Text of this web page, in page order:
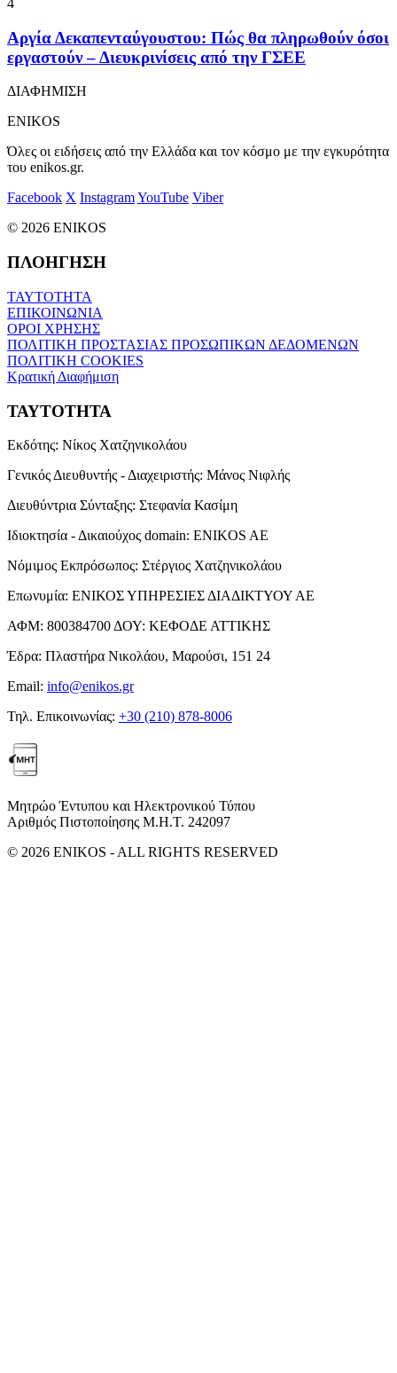
4
Αργία Δεκαπενταύγουστου: Πώς θα πληρωθούν όσοι
εργαστούν – Διευκρινίσεις από την ΓΣΕΕ
ΔΙΑΦΗΜΙΣΗ
ENIKOS
Όλες οι ειδήσεις από την Ελλάδα και τον κόσμο με την εγκυρότητα
του enikos.gr.
Facebook X InstagramYouTube Viber
© 2026 ENIKOS
ΠΛΟΗΓΗΣΗ
ΤΑΥΤΟΤΗΤΑ
ΕΠΙΚΟΙΝΩΝΙΑ
ΟΡΟΙ ΧΡΗΣΗΣ
ΠΟΛΙΤΙΚΗ ΠΡΟΣΤΑΣΙΑΣ ΠΡΟΣΩΠΙΚΩΝ ΔΕΔΟΜΕΝΩΝ
ΠΟΛΙΤΙΚΗ COOKIES
Κρατική Διαφήμιση
ΤΑΥΤΟΤΗΤΑ
Εκδότης: Νίκος Χατζηνικολάου
Γενικός Διευθυντής - Διαχειριστής: Μάνος Νιφλής
Διευθύντρια Σύνταξης: Στεφανία Κασίμη
Ιδιοκτησία - Δικαιούχος domain: ENIKOS AE
Νόμιμος Εκπρόσωπος: Στέργιος Χατζηνικολάου
Επωνυμία: ΕΝΙΚΟΣ ΥΠΗΡΕΣΙΕΣ ΔΙΑΔΙΚΤΥΟΥ ΑΕ
ΑΦΜ: 800384700 ΔΟΥ: ΚΕΦΟΔΕ ΑΤΤΙΚΗΣ
Έδρα: Πλαστήρα Νικολάου, Μαρούσι, 151 24
Email: info@enikos.gr
Τηλ. Επικοινωνίας: +30 (210) 878-8006
Μητρώο Έντυπου και Ηλεκτρονικού Τύπου
Αριθμός Πιστοποίησης Μ.Η.Τ. 242097
© 2026 ENIKOS - ALL RIGHTS RESERVED